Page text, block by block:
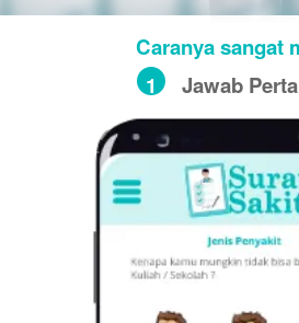
Caranya sangat
1 Jawab